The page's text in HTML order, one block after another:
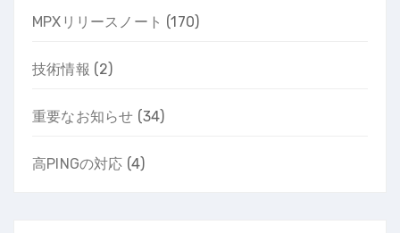
MPXリリースノート (170)
技術情報 (2)
重要なお知らせ (34)
高PINGの対応 (4)